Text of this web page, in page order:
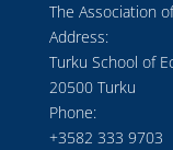
The Association
Address:
Turku School of
20500 Turku
Phone:
+3582 333 9703